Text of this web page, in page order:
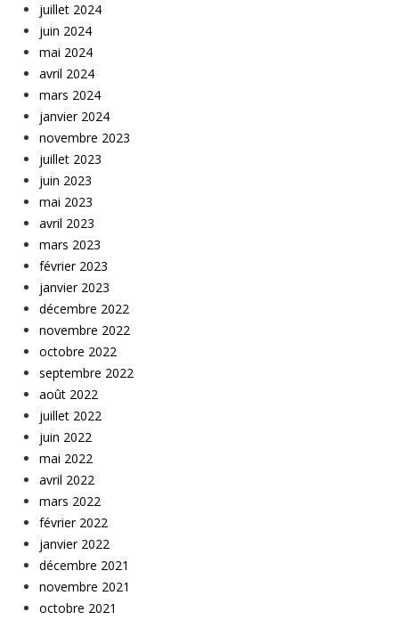
juillet 2024
juin 2024
mai 2024
avril 2024
mars 2024
janvier 2024
novembre 2023
juillet 2023
juin 2023
mai 2023
avril 2023
mars 2023
février 2023
janvier 2023
décembre 2022
novembre 2022
octobre 2022
septembre 2022
août 2022
juillet 2022
juin 2022
mai 2022
avril 2022
mars 2022
février 2022
janvier 2022
décembre 2021
novembre 2021
octobre 2021